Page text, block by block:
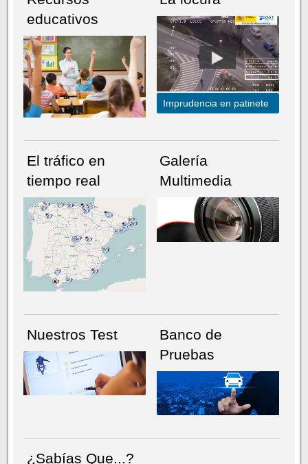
NÚMERO ACTUALHEMEROTECA
educativos
Imprudencia en patinete
El tráfico en
tiempo real
Galería
Multimedia
Nuestros Test
Banco de
Pruebas
¿Sabías Que...?